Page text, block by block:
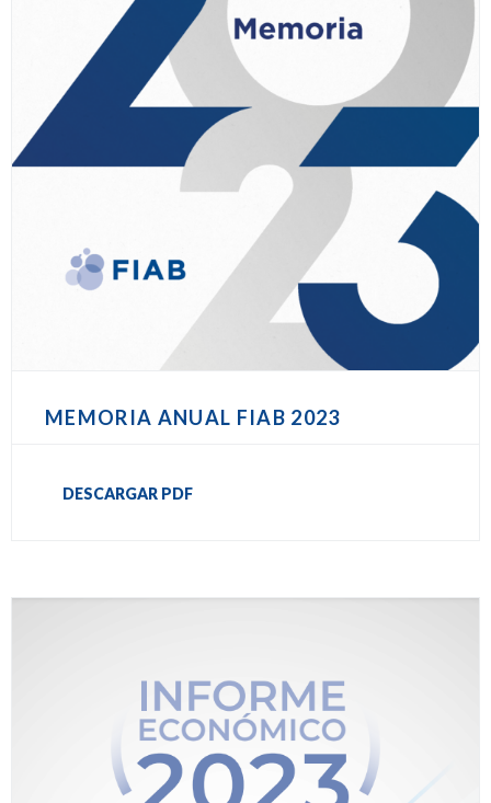
MEMORIA ANUAL FIAB 2023
DESCARGAR PDF